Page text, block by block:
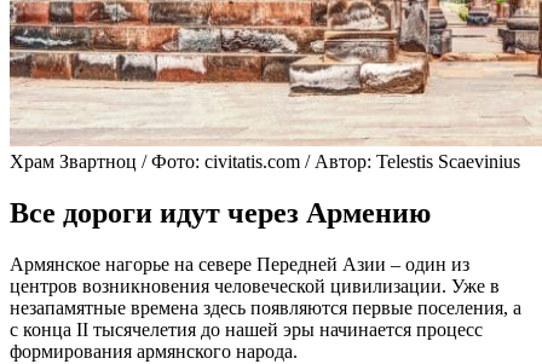
Храм Звартноц / Фото: civitatis.com / Автор: Telestis Scaevinius
Все дороги идут через Армению
Армянское нагорье на севере Передней Азии – один из
центров возникновения человеческой цивилизации. Уже в
незапамятные времена здесь появляются первые поселения, а
с конца II тысячелетия до нашей эры начинается процесс
формирования армянского народа.